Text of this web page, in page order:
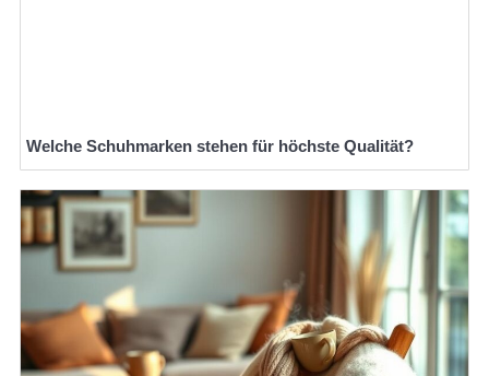
Welche Schuhmarken stehen für höchste Qualität?